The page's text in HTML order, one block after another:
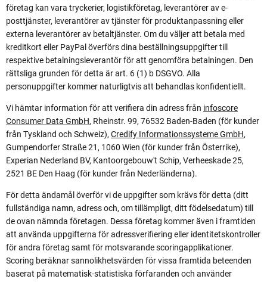
företag kan vara tryckerier, logistikföretag, leverantörer av e-
posttjänster, leverantörer av tjänster för produktanpassning eller
externa leverantörer av betaltjänster. Om du väljer att betala med
kreditkort eller PayPal överförs dina beställningsuppgifter till
respektive betalningsleverantör för att genomföra betalningen. Den
rättsliga grunden för detta är art. 6 (1) b DSGVO. Alla
personuppgifter kommer naturligtvis att behandlas konfidentiellt.
Vi hämtar information för att verifiera din adress från infoscore
Consumer Data GmbH, Rheinstr. 99, 76532 Baden-Baden (för kunder
från Tyskland och Schweiz), Credify Informationssysteme GmbH,
Gumpendorfer Straße 21, 1060 Wien (för kunder från Österrike),
Experian Nederland BV, Kantoorgebouw't Schip, Verheeskade 25,
2521 BE Den Haag (för kunder från Nederländerna).
För detta ändamål överför vi de uppgifter som krävs för detta (ditt
fullständiga namn, adress och, om tillämpligt, ditt födelsedatum) till
de ovan nämnda företagen. Dessa företag kommer även i framtiden
att använda uppgifterna för adressverifiering eller identitetskontroller
för andra företag samt för motsvarande scoringapplikationer.
Scoring beräknar sannolikhetsvärden för vissa framtida beteenden
baserat på matematisk-statistiska förfaranden och använder